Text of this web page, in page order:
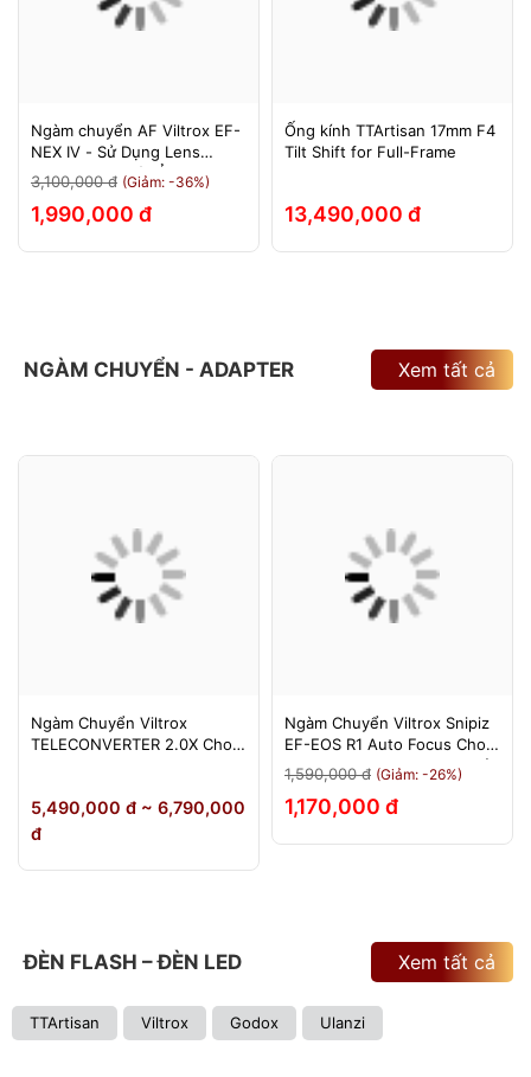
Ngàm chuyển AF Viltrox EF-
NEX IV - Sử Dụng Lens
Canon Trên Máy Ảnh Sony
E-Mount - Bảo Hành 12
Tháng.
3,100,000 đ (Giảm: -36%)
1,990,000 đ
Ống kính TTArtisan 17mm F4
Tilt Shift for Full-Frame
13,490,000 đ
NGÀM CHUYỂN - ADAPTER Xem tất cả
Ngàm Chuyển Viltrox
TELECONVERTER 2.0X Cho
Tháng
5,490,000 đ ~ 6,790,000
đ
Ngàm Chuyển Viltrox Snipiz
EF-EOS R1 Auto Focus Cho
Canon EOS R/RP/R5/R6 - Bảo
Hành 12 Tháng 1 Đổi 1
1,590,000 đ (Giảm: -26%)
1,170,000 đ
ĐÈN FLASH – ĐÈN LED
TTArtisan Viltrox Godox Ulanzi
Xem tất cả